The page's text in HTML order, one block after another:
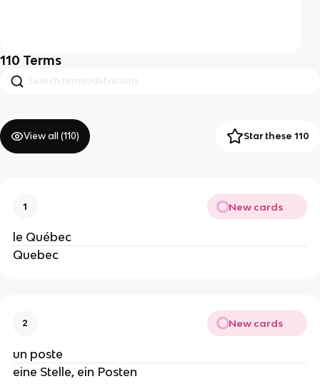
110 Terms
View all (110) Star these 110
1 New cards
le Québec
Quebec
2 New cards
un poste
eine Stelle, ein Posten